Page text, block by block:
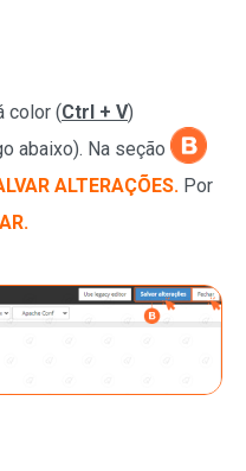
color (Ctrl + V)
abaixo). Na seção
ALTERAÇÕES. Por